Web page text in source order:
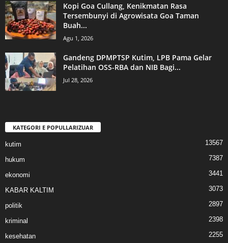
Kopi Goa Cullang, Kenikmatan Rasa
Tersembunyi di Agrowisata Goa Taman
Buah...
Agu 1, 2026
Gandeng DPMPTSP Kutim, LPB Pama Gelar
Pelatihan OSS-RBA dan NIB Bagi...
Jul 28, 2026
KATEGORI E POPULLARIZUAR
kutim 13567
hukum 7387
ekonomi 3441
KABAR KALTIM 3073
politik 2897
kriminal 2398
kesehatan 2255